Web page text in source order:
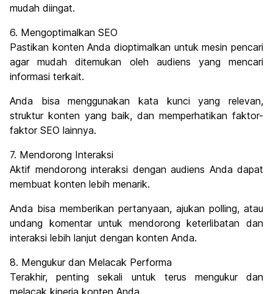
mudah diingat.
6. Mengoptimalkan SEO
Pastikan konten Anda dioptimalkan untuk mesin pencari
agar mudah ditemukan oleh audiens yang mencari
informasi terkait.
Anda bisa menggunakan kata kunci yang relevan,
struktur konten yang baik, dan memperhatikan faktor-
faktor SEO lainnya.
7. Mendorong Interaksi
Aktif mendorong interaksi dengan audiens Anda dapat
membuat konten lebih menarik.
Anda bisa memberikan pertanyaan, ajukan polling, atau
undang komentar untuk mendorong keterlibatan dan
interaksi lebih lanjut dengan konten Anda.
8. Mengukur dan Melacak Performa
Terakhir, penting sekali untuk terus mengukur dan
melacak kinerja konten Anda.